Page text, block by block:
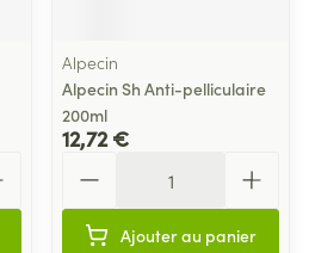
Alpecin
Alpecin Sh Anti-pelliculaire
200ml
12,72 €
Ajouter au panier